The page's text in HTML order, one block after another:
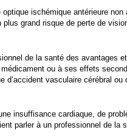
ischémique antérieure
plus grand risque de perte de
de la santé des avantages
ou à ses effets
vasculaire cérébral ou
insuffisance cardiaque, de
parler à un professionnel de la